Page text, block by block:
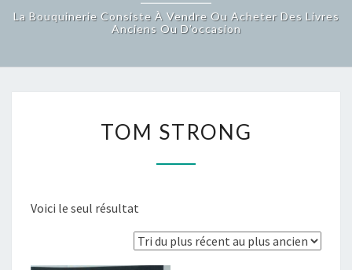
La Bouquinerie Consiste À Vendre Ou Acheter Des Livres
Anciens Ou D’occasion
STRONG
TOM STRONG
Voici le seul résultat